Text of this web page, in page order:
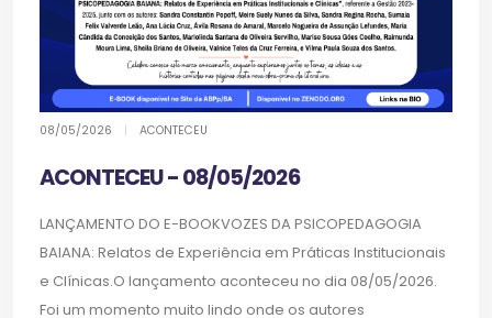
08/05/2026 ACONTECEU
ACONTECEU - 08/05/2026
LANÇAMENTO DO E-BOOKVOZES DA PSICOPEDAGOGIA
BAIANA: Relatos de Experiência em Práticas Institucionais
e Clínicas.O lançamento aconteceu no dia 08/05/2026.
Foi um momento muito lindo onde os autores